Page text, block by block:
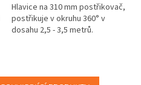
Hlavice na 310 mm postřikovač,
postřikuje v okruhu 360° v
dosahu 2,5 - 3,5 metrů.